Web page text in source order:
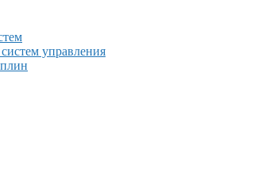
управления